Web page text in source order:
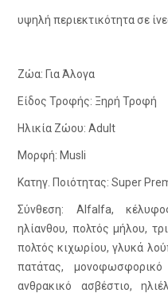
υψηλή περιεκτικότητα σε
Ζώα: Για Άλογα
Είδος Τροφής: Ξηρή Τροφή
Ηλικία Ζώου: Adult
Μορφή: Musli
Κατηγ. Ποιότητας: Super
Σύνθεση: Alfalfa,
ηλίανθου, πολτός μήλου,
πολτός κιχωρίου, γλυκά
πατάτας, μονοφωσφορικό
ανθρακικό ασβέστιο,